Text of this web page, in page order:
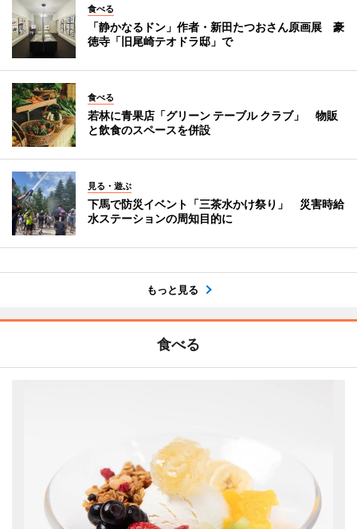
食べる
「静かなるドン」作者・新田たつおさん原画展 豪
徳寺「旧尾崎テオドラ邸」で
食べる
若林に青果店「グリーン テーブル クラブ」 物販
と飲食のスペースを併設
見る・遊ぶ
下馬で防災イベント「三茶水かけ祭り」 災害時給
水ステーションの周知目的に
もっと見る
食べる